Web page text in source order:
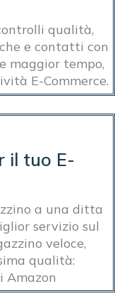
qualità,
e contatti con
maggior tempo,
E-Commerce.
il tuo E-
a una ditta
servizio sul
veloce,
qualità:
Amazon